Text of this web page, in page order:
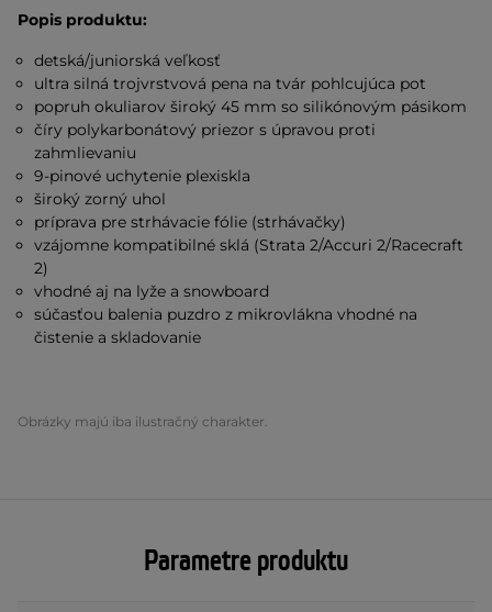
Popis produktu:
detská/juniorská veľkosť
ultra silná trojvrstvová pena na tvár pohlcujúca pot
popruh okuliarov široký 45 mm so silikónovým pásikom
číry polykarbonátový priezor s úpravou proti
zahmlievaniu
9-pinové uchytenie plexiskla
široký zorný uhol
príprava pre strhávacie fólie (strhávačky)
vzájomne kompatibilné sklá (Strata 2/Accuri 2/Racecraft
2)
vhodné aj na lyže a snowboard
súčasťou balenia puzdro z mikrovlákna vhodné na
čistenie a skladovanie
Obrázky majú iba ilustračný charakter.
Parametre produktu